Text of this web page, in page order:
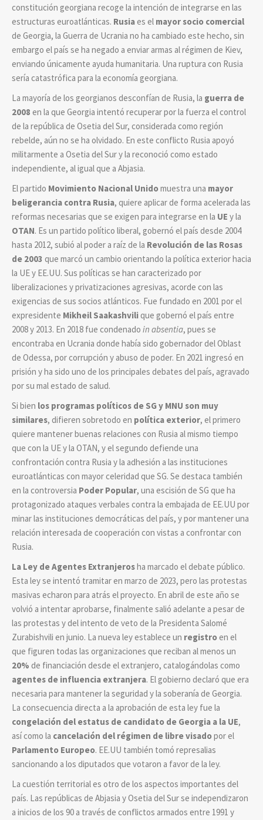
constitución georgiana recoge la intención de integrarse en las
estructuras euroatlánticas. Rusiaes el mayor socio comercial
de Georgia, la Guerra de Ucrania no ha cambiado este hecho, sin
embargo el país se ha negado a enviar armas al régimen de Kiev,
enviando únicamente ayuda humanitaria. Una ruptura con Rusia
sería catastrófica para la economía georgiana.
La mayoría de los georgianos desconfían de Rusia, la guerra de
2008 en la que Georgia intentó recuperar por la fuerza el control
de la república de Osetia del Sur, considerada como región
rebelde, aún no se ha olvidado. En este conflicto Rusia apoyó
militarmente a Osetia del Sur y la reconoció como estado
independiente, al igual que a Abjasia.
El partido Movimiento Nacional Unidomuestra una mayor
beligerancia contra Rusia, quiere aplicar de forma acelerada las
reformas necesarias que se exigen para integrarse en la UE y la
OTAN. Es un partido político liberal, gobernó el país desde 2004
hasta 2012, subió al poder a raíz de la Revolución de las Rosas
de 2003 que marcó un cambio orientando la política exterior hacia
la UE y EE.UU. Sus políticas se han caracterizado por
liberalizaciones y privatizaciones agresivas, acorde con las
exigencias de sus socios atlánticos. Fue fundado en 2001 por el
expresidente Mikheil Saakashvilique gobernó el país entre
2008 y 2013. En 2018 fue condenado in absentia, pues se
encontraba en Ucrania donde había sido gobernador del Oblast
de Odessa, por corrupción y abuso de poder. En 2021 ingresó en
prisión y ha sido uno de los principales debates del país, agravado
por su mal estado de salud.
Si bien los programas políticos de SG y MNU son muy
similares, difieren sobretodo en política exterior, el primero
quiere mantener buenas relaciones con Rusia al mismo tiempo
que con la UE y la OTAN, y el segundo defiende una
confrontación contra Rusia y la adhesión a las instituciones
euroatlánticas con mayor celeridad que SG. Se destaca también
en la controversia Poder Popular, una escisión de SG que ha
protagonizado ataques verbales contra la embajada de EE.UU por
minar las instituciones democráticas del país, y por mantener una
relación interesada de cooperación con vistas a confrontar con
Rusia.
La Ley de Agentes Extranjerosha marcado el debate público.
Esta ley se intentó tramitar en marzo de 2023, pero las protestas
masivas echaron para atrás el proyecto. En abril de este año se
volvió a intentar aprobarse, finalmente salió adelante a pesar de
las protestas y del intento de veto de la Presidenta Salomé
Zurabishvili en junio. La nueva ley establece un registroen el
que figuren todas las organizaciones que reciban al menos un
20% de financiación desde el extranjero, catalogándolas como
agentes de influencia extranjera. El gobierno declaró que era
necesaria para mantener la seguridad y la soberanía de Georgia.
La consecuencia directa a la aprobación de esta ley fue la
congelación del estatus de candidato de Georgia a la UE,
así como la cancelación del régimen de libre visadopor el
Parlamento Europeo. EE.UU también tomó represalias
sancionando a los diputados que votaron a favor de la ley.
La cuestión territorial es otro de los aspectos importantes del
país. Las repúblicas de Abjasia y Osetia del Sur se independizaron
a inicios de los 90 a través de conflictos armados entre 1991 y